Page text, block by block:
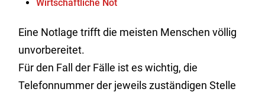
Wirtschaftliche Not
Eine Notlage trifft die meisten Menschen völlig
unvorbereitet.
Für den Fall der Fälle ist es wichtig, die
Telefonnummer der jeweils zuständigen Stelle